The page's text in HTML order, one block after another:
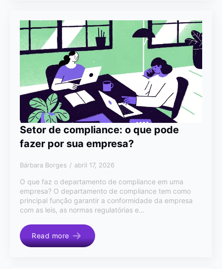
Setor de compliance: o que pode
fazer por sua empresa?
Bárbara Borges abril 17, 2026
O que faz o departamento de compliance em uma
empresa? O departamento de compliance tem como
principal função garantir a conformidade da empresa
com as leis, as normas regulatórias e…
Read more